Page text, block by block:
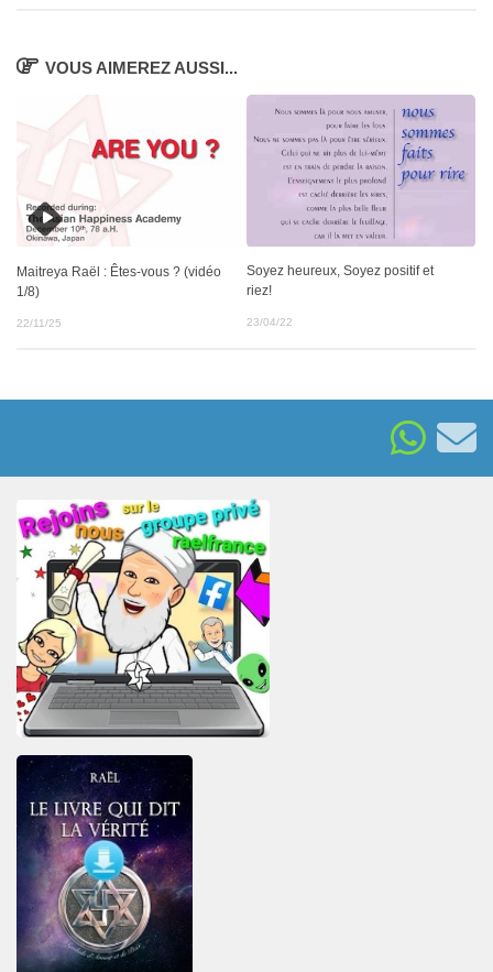
VOUS AIMEREZ AUSSI...
Maitreya Raël : Êtes-vous ? (vidéo
1/8)
22/11/25
Soyez heureux, Soyez positif et
riez!
23/04/22